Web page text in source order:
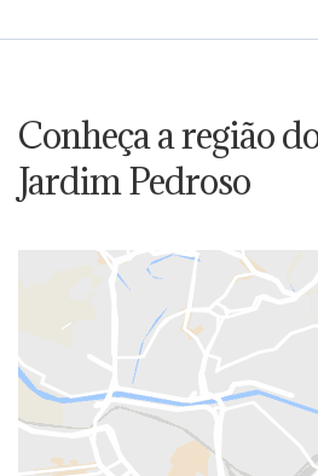
Conheça a região
Jardim Pedroso